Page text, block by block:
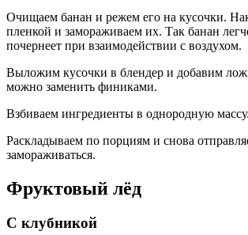
Очищаем банан и режем его на кусочки.
пленкой и замораживаем их. Так банан
почернеет при взаимодействии с воздухом.
Выложим кусочки в блендер и добавим
можно заменить финиками.
Взбиваем ингредиенты в однородную массу.
Раскладываем по порциям и снова
замораживаться.
Фруктовый лёд
С клубникой